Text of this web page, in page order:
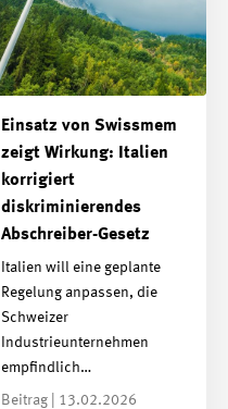
Einsatz von Swissmem
zeigt Wirkung: Italien
korrigiert
diskriminierendes
Abschreiber-Gesetz
Italien will eine geplante
Regelung anpassen, die
Schweizer
Industrieunternehmen
empfindlich…
Beitrag | 13.02.2026